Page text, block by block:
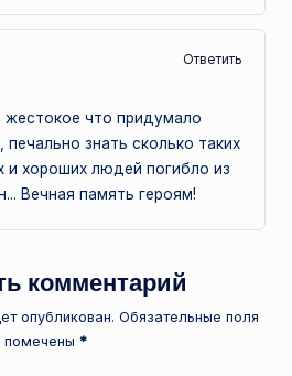
Ответить
жестокое что придумало
печально знать сколько таких
и хороших людей погибло из
Вечная память героям!
комментарий
опубликован. Обязательные поля
помечены *